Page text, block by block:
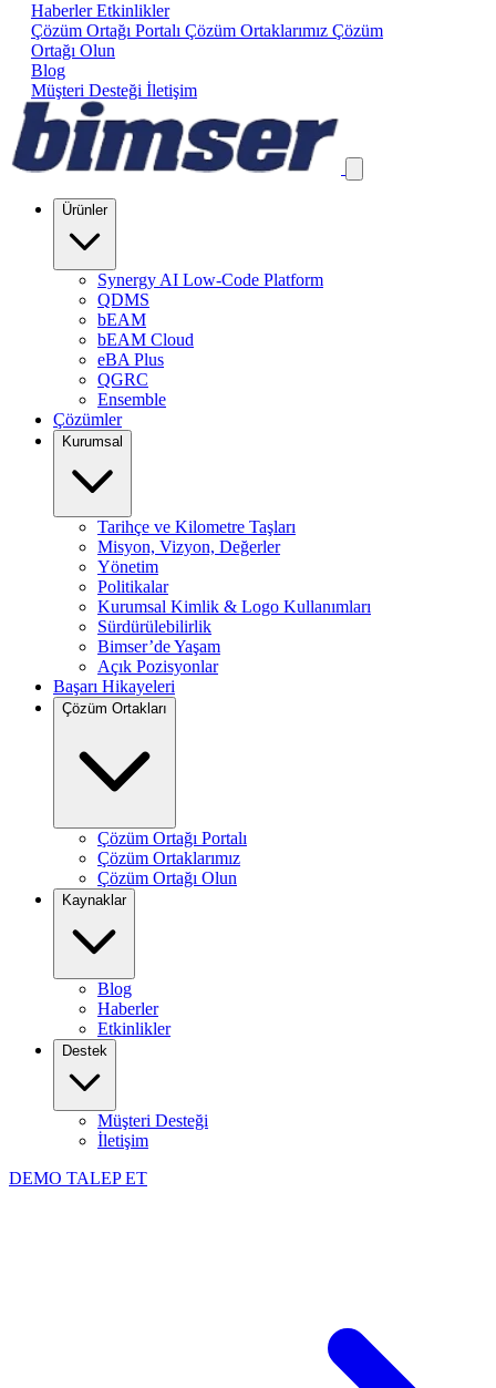
Haberler Etkinlikler
Çözüm Ortağı Portalı Çözüm Ortaklarımız Çözüm
Ortağı Olun
Blog
Müşteri Desteği İletişim
Ürünler
Synergy AI Low-Code Platform
QDMS
bEAM
bEAM Cloud
eBA Plus
QGRC
Ensemble
Çözümler
Kurumsal
Tarihçe ve Kilometre Taşları
Misyon, Vizyon, Değerler
Yönetim
Politikalar
Kurumsal Kimlik & Logo Kullanımları
Sürdürülebilirlik
Bimser’de Yaşam
Açık Pozisyonlar
Başarı Hikayeleri
Çözüm Ortakları
Çözüm Ortağı Portalı
Çözüm Ortaklarımız
Çözüm Ortağı Olun
Kaynaklar
Blog
Haberler
Etkinlikler
Destek
Müşteri Desteği
İletişim
DEMO TALEP ET